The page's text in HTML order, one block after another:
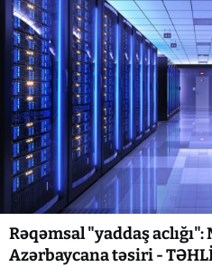
Rəqəmsal "yaddaş
Azərbaycana təsiri -